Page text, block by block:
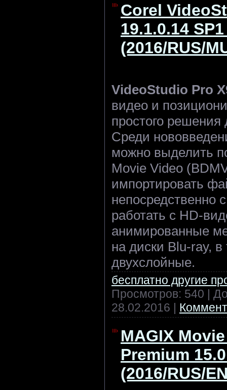
Corel
19.1.0.14
(2016/RUS/
VideoStudio Pro
видео и
простого решения
Среди
можно выделить
Movie Video
импортировать
непосредственно
работать с HD-
анимированные
на диски Blu-ray,
двухслойные.
бесплатно другие
Просмотров: 540 |
28.02.2016 |
MAGIX
Premium
(2016/RUS/